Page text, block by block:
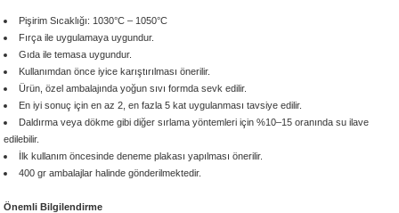
1305 °C
- 1222 °C
- 1046 °C
Pişirim Sıcaklığı: 1030°C – 1050°C
Fırça ile uygulamaya uygundur.
Gıda ile temasa uygundur.
Kullanımdan önce iyice karıştırılması önerilir.
Ürün, özel ambalajında yoğun sıvı formdasevk edilir.
En iyi sonuç için en az 2, en fazla 5 katuygulanması tavsiye edilir.
Daldırma veya dökme gibi diğer sırlama yöntemleri için %10–15 oranında su ilave
edilebilir.
İlk kullanım öncesinde deneme plakası yapılması önerilir.
400 gr ambalajlarhalinde gönderilmektedir.
Önemli Bilgilendirme